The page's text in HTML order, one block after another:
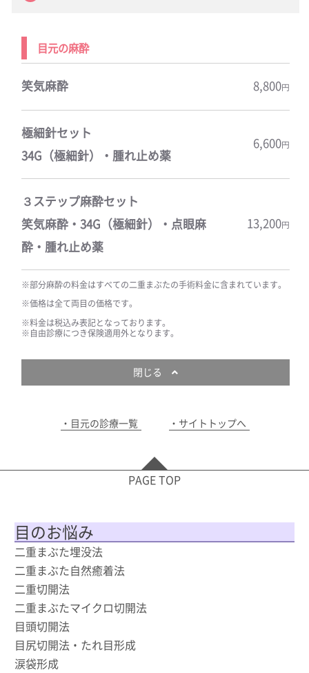
目元の麻酔
笑気麻酔 8,800円
極細針セット
34G（極細針）・腫れ止め薬
6,600円
３ステップ麻酔セット
笑気麻酔・34G（極細針）・点眼麻
酔・腫れ止め薬
13,200円
※部分麻酔の料金はすべての二重まぶたの手術料金に含まれています。
※価格は全て両目の価格です。
※料金は税込み表記となっております。
※自由診療につき保険適用外となります。
閉じる
目元の診療一覧 サイトトップへ
PAGE TOP
目のお悩み
二重まぶた埋没法
二重まぶた自然癒着法
二重切開法
二重まぶたマイクロ切開法
目頭切開法
目尻切開法・たれ目形成
涙袋形成